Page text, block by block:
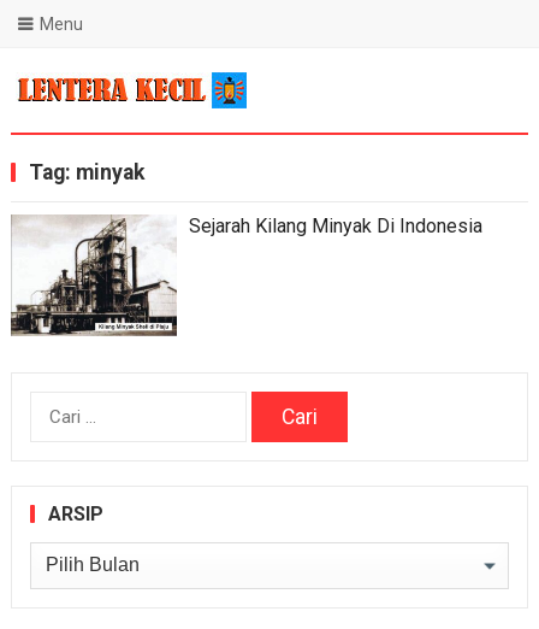
Blog Lentera Kecil
Menu
Tag: minyak
Sejarah Kilang Minyak Di Indonesia
Cari
ARSIP
Arsip